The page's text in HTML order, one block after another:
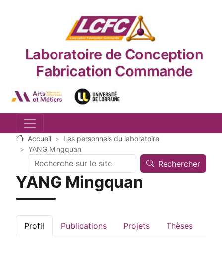
Laboratoire de Conception
Fabrication Commande
Logo_image Logo_image
Accueil
Les personnels du laboratoire
YANG Mingquan
Search Rechercher
YANG Mingquan
Profil Publications Projets Thèses